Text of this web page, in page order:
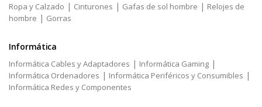
Ropa y Calzado | Cinturones | Gafas de sol hombre | Relojes de
hombre | Gorras
Informática
Informática Cables y Adaptadores | Informática Gaming |
Informática Ordenadores | Informática Periféricos y Consumibles |
Informática Redes y Componentes